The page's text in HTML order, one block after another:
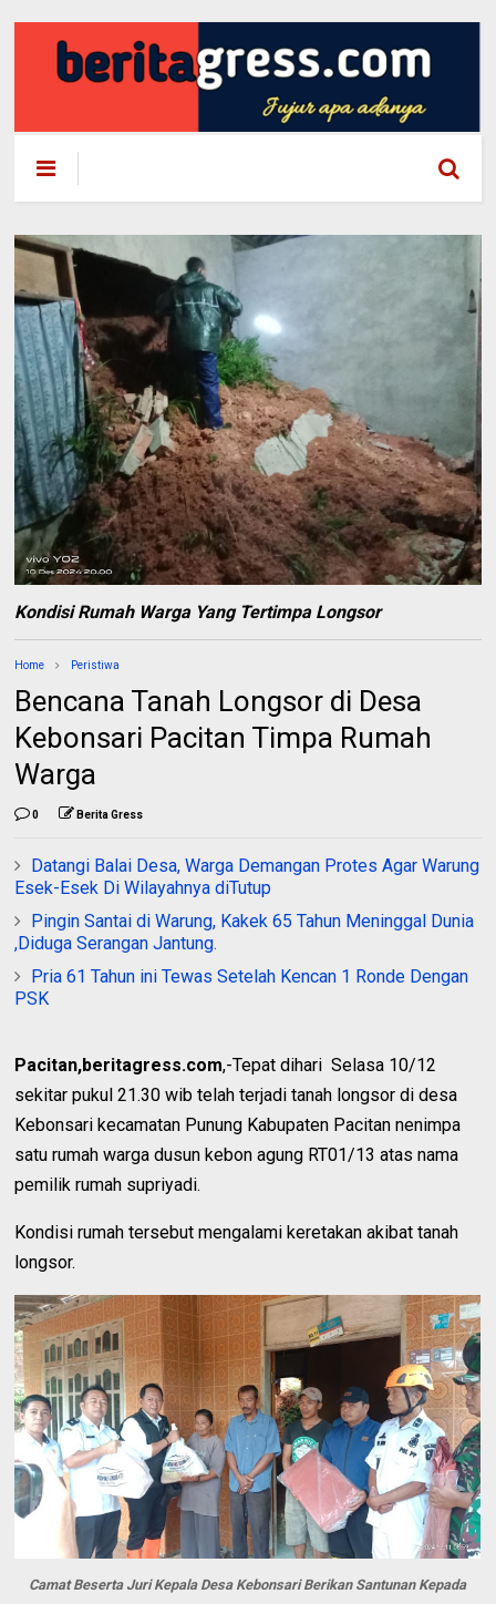
Kondisi Rumah Warga Yang Tertimpa Longsor
Home Peristiwa
Bencana Tanah Longsor di Desa
Kebonsari Pacitan Timpa Rumah
Warga
0 Berita Gress
Datangi Balai Desa, Warga Demangan Protes Agar Warung
Esek-Esek Di Wilayahnya diTutup
Pingin Santai di Warung, Kakek 65 Tahun Meninggal Dunia
,Diduga Serangan Jantung.
Pria 61 Tahun ini Tewas Setelah Kencan 1 Ronde Dengan
PSK
Pacitan,beritagress.com,-Tepat dihari Selasa 10/12
sekitar pukul 21.30 wib telah terjadi tanah longsor di desa
Kebonsari kecamatan Punung Kabupaten Pacitan nenimpa
satu rumah warga dusun kebon agung RT01/13 atas nama
pemilik rumah supriyadi.
Kondisi rumah tersebut mengalami keretakan akibat tanah
longsor.
Camat Beserta Juri Kepala Desa Kebonsari Berikan Santunan Kepada